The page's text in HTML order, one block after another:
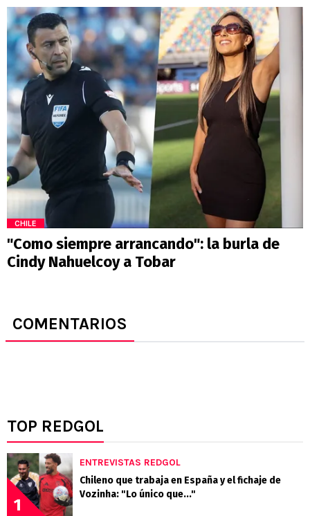
CHILE
"Como siempre arrancando": la burla de
Cindy Nahuelcoy a Tobar
COMENTARIOS
TOP REDGOL
1
ENTREVISTAS REDGOL
Chileno que trabaja en España y el fichaje de
Vozinha: "Lo único que..."